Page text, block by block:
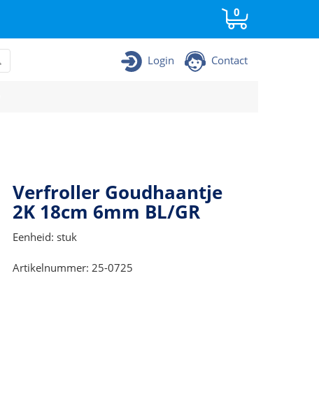
0
Login Contact
Verfroller Goudhaantje
2K 18cm 6mm BL/GR
Eenheid: stuk
Artikelnummer: 25-0725